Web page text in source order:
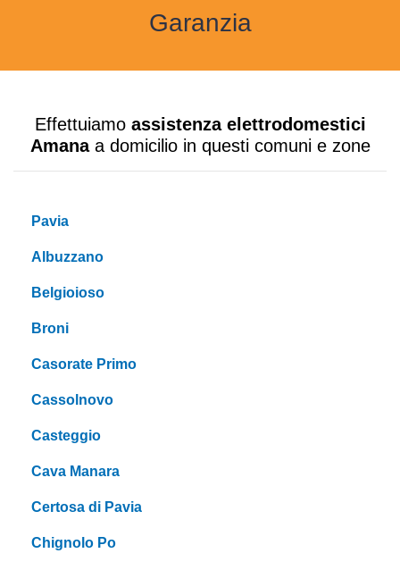
Garanzia
Effettuiamo assistenza elettrodomestici
Amanaa domicilio in questi comuni e zone
Pavia
Albuzzano
Belgioioso
Broni
Casorate Primo
Cassolnovo
Casteggio
Cava Manara
Certosa di Pavia
Chignolo Po